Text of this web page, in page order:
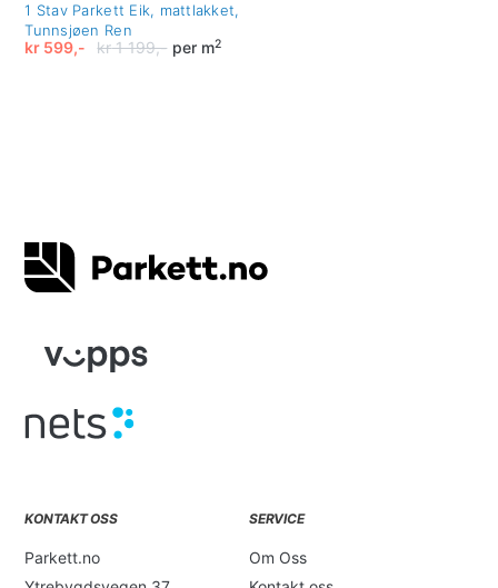
1 Stav Parkett Eik, mattlakket,
Tunnsjøen Ren
kr1 199,-
Opprinnelig
kr 599,-
Nåværende
per m2
KONTAKT OSS
Parkett.no
SERVICE
Om Oss